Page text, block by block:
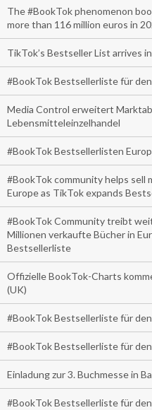
The #BookTok phenomenon
more than 116 million euros in
TikTok’s Bestseller List arrives
#BookTok Bestsellerliste für
Media Control erweitert
Lebensmitteleinzelhandel
#BookTok Bestsellerlisten
#BookTok community helps sell
Europe as TikTok expands
#BookTok Community treibt
Millionen verkaufte Bücher in
Bestsellerliste
Offizielle BookTok-Charts
(UK)
#BookTok Bestsellerliste für
#BookTok Bestsellerliste für
Einladung zur 3. Buchmesse in
#BookTok Bestsellerliste für